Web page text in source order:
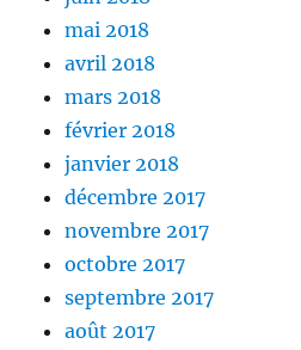
mai 2018
avril 2018
mars 2018
février 2018
janvier 2018
décembre 2017
novembre 2017
octobre 2017
septembre 2017
août 2017